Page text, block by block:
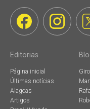
Editorias
Página inicial
Últimas notícias
Alagoas
Artigos